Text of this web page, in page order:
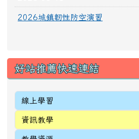
頁尾區域內容
校址：327010桃園市新屋區新